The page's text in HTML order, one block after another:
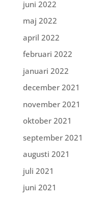
juni 2022
maj 2022
april 2022
februari 2022
januari 2022
december 2021
november 2021
oktober 2021
september 2021
augusti 2021
juli 2021
juni 2021